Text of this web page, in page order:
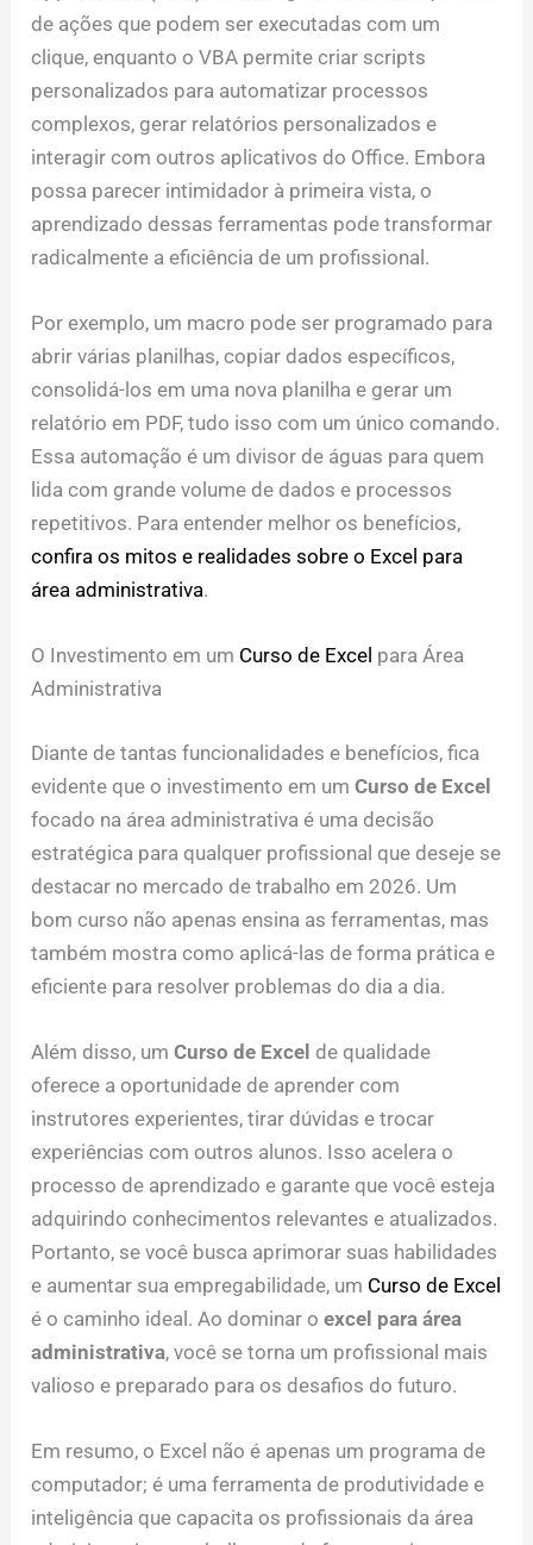
de ações que podem ser executadas com um
clique, enquanto o VBA permite criar scripts
personalizados para automatizar processos
complexos, gerar relatórios personalizados e
interagir com outros aplicativos do Office. Embora
possa parecer intimidador à primeira vista, o
aprendizado dessas ferramentas pode transformar
radicalmente a eficiência de um profissional.
Por exemplo, um macro pode ser programado para
abrir várias planilhas, copiar dados específicos,
consolidá-los em uma nova planilha e gerar um
relatório em PDF, tudo isso com um único comando.
Essa automação é um divisor de águas para quem
lida com grande volume de dados e processos
repetitivos. Para entender melhor os benefícios,
confira os mitos e realidades sobre o Excel para
área administrativa.
O Investimento em um Curso de Excel para Área
Administrativa
Diante de tantas funcionalidades e benefícios, fica
evidente que o investimento em umCurso de Excel
focado na área administrativa é uma decisão
estratégica para qualquer profissional que deseje se
destacar no mercado de trabalho em 2026. Um
bom curso não apenas ensina as ferramentas, mas
também mostra como aplicá-las de forma prática e
eficiente para resolver problemas do dia a dia.
Além disso, umCurso de Excel de qualidade
oferece a oportunidade de aprender com
instrutores experientes, tirar dúvidas e trocar
experiências com outros alunos. Isso acelera o
processo de aprendizado e garante que você esteja
adquirindo conhecimentos relevantes e atualizados.
Portanto, se você busca aprimorar suas habilidades
e aumentar sua empregabilidade, um Curso de Excel
é o caminho ideal. Ao dominar oexcel para área
administrativa, você se torna um profissional mais
valioso e preparado para os desafios do futuro.
Em resumo, o Excel não é apenas um programa de
computador; é uma ferramenta de produtividade e
inteligência que capacita os profissionais da área